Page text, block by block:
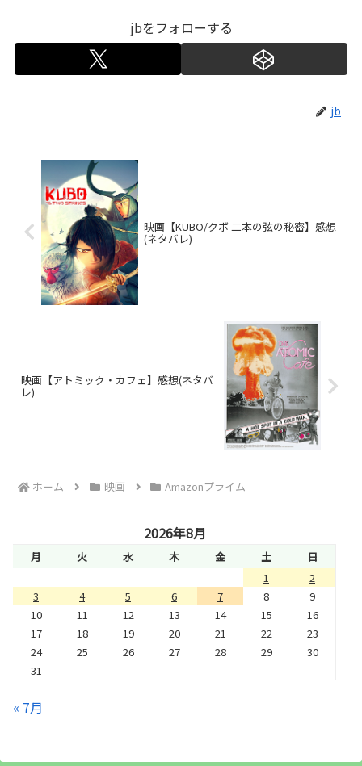
jbをフォローする
jb
映画【KUBO/クボ 二本の弦の秘密】感想
(ネタバレ)
映画【アトミック・カフェ】感想(ネタバ
レ)
ホーム 映画 Amazonプライム
2026年8月
月 火 水 木 金 土
日
1
2
3
4 5 6 7 8
9
10
11 12 13 14 15
16
17
18 19 20 21 22
23
24
25 26 27 28 29
30
31
« 7月